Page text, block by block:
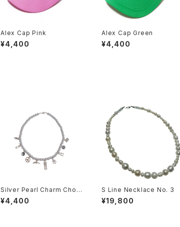
Alex Cap Pink
¥4,400
Alex Cap Green
¥4,400
Silver Pearl Charm Chok
er
¥4,400
S Line Necklace No. 3
¥19,800